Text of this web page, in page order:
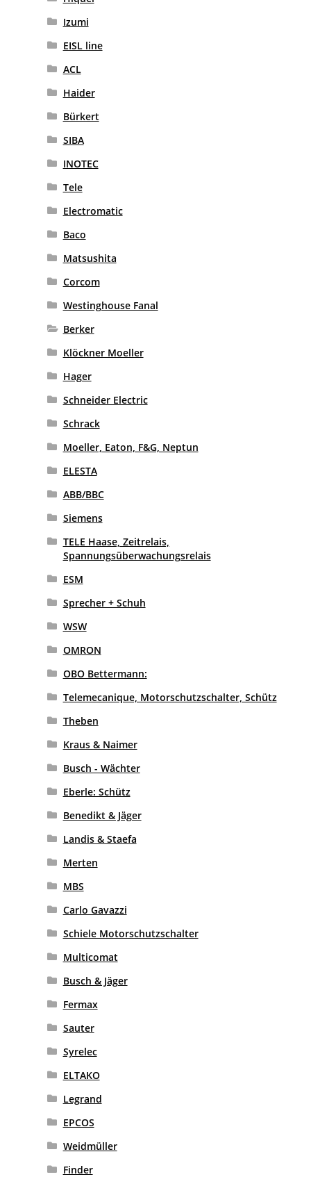
Izumi
EISL line
ACL
Haider
Bürkert
SIBA
INOTEC
Tele
Electromatic
Baco
Matsushita
Corcom
Westinghouse Fanal
Berker
Klöckner Moeller
Hager
Schneider Electric
Schrack
Moeller, Eaton, F&G, Neptun
ELESTA
ABB/BBC
Siemens
TELE Haase, Zeitrelais,
Spannungsüberwachungsrelais
ESM
Sprecher + Schuh
WSW
OMRON
OBO Bettermann:
Telemecanique, Motorschutzschalter, Schütz
Theben
Kraus & Naimer
Busch - Wächter
Eberle: Schütz
Benedikt & Jäger
Landis & Staefa
Merten
MBS
Carlo Gavazzi
Schiele Motorschutzschalter
Multicomat
Busch & Jäger
Fermax
Sauter
Syrelec
ELTAKO
Legrand
EPCOS
Weidmüller
Finder